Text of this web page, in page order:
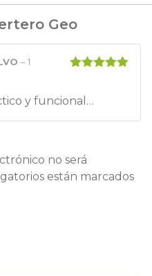
Geo
–1
y funcional…
no será
están marcados